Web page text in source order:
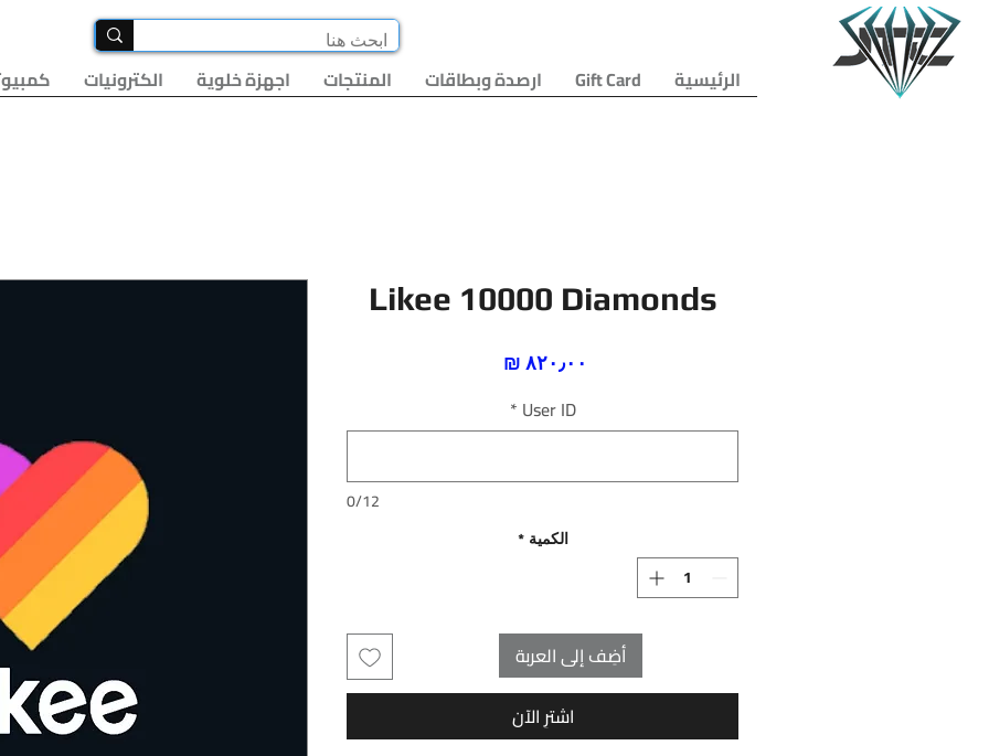
الرئيسية Gift Card ارصدة وبطاقات المنتجات اجهزة خلوية الكترونيات
Likee 10000 Diamonds
User ID
*
0/12
الكمية *
أضِف إلى العربة
اشترِ الآن